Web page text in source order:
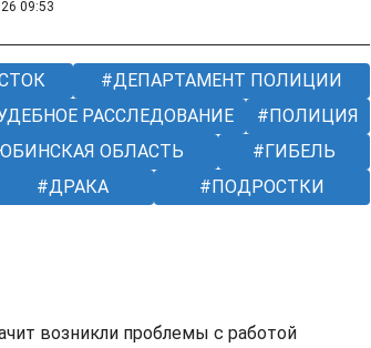
09:53
ДЕПАРТАМЕНТ ПОЛИЦИИ
РАССЛЕДОВАНИЕ
ПОЛИЦИЯ
ОБЛАСТЬ
ГИБЕЛЬ
ДРАКА ПОДРОСТКИ
возникли проблемы с работой